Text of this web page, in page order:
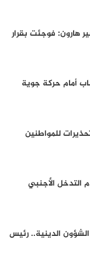
هارون: فوجئت بقرار
أمام حركة جوية
للمواطنين
التدخل الأجنبي
الدينية.. رئيس